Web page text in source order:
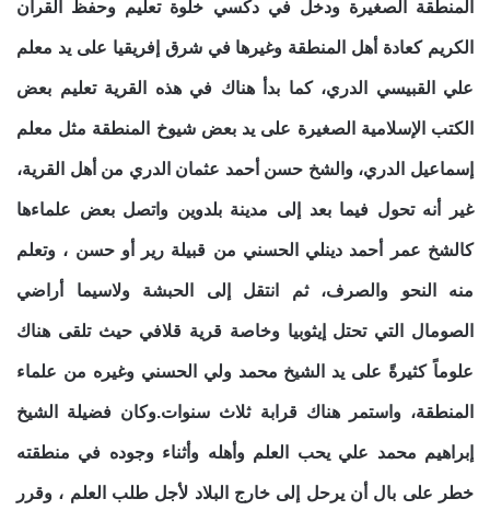
المنطقة الصغيرة ودخل في دكسي خلوة تعليم وحفظ القرآن
الكريم كعادة أهل المنطقة وغيرها في شرق إفريقيا على يد معلم
علي القبيسي الدري، كما بدأ هناك في هذه القرية تعليم بعض
الكتب الإسلامية الصغيرة على يد بعض شيوخ المنطقة مثل معلم
إسماعيل الدري، والشخ حسن أحمد عثمان الدري من أهل القرية،
غير أنه تحول فيما بعد إلى مدينة بلدوين واتصل بعض علماءها
كالشخ عمر أحمد دينلي الحسني من قبيلة رير أو حسن ، وتعلم
منه النحو والصرف، ثم انتقل إلى الحبشة ولاسيما أراضي
الصومال التي تحتل إيثوبيا وخاصة قرية قلافي حيث تلقى هناك
علوماً كثيرةً على يد الشيخ محمد ولي الحسني وغيره من علماء
المنطقة، واستمر هناك قرابة ثلاث سنوات.وكان فضيلة الشيخ
إبراهيم محمد علي يحب العلم وأهله وأثناء وجوده في منطقته
خطر على بال أن يرحل إلى خارج البلاد لأجل طلب العلم ، وقرر